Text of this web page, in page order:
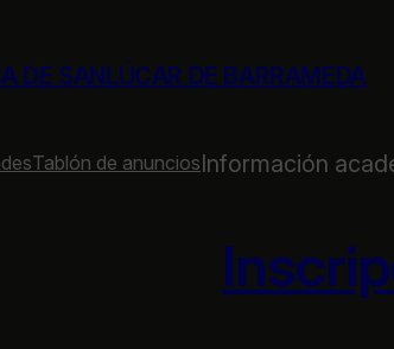
DE SANLÚCAR DE BARRAMEDA
Tablón de anunciosInformación